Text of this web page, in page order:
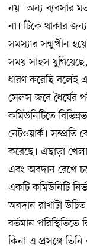
নয়। অন্য ব্যবসার
না। টিকে থাকার
সমস্যার সম্মুখীন
সময় সাহস
ধারণ করেছি বলেই
সেলস জবে ধৈর্যের
কমিউনিটিতে
নেটওয়ার্ক। সম্প্রতি
করেছে। এছাড়া খেলা
এবং অবদান রেখে
একটি কমিউনিটি
অবদান রাখাটা
বর্তমান
কিনা এ প্রসঙ্গে তিনি